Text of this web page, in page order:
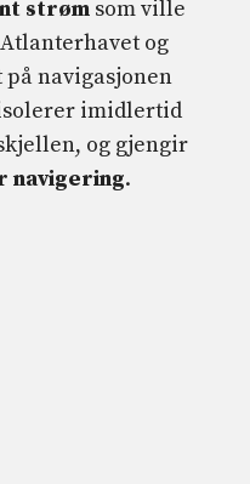
strøm som ville
og
navigasjonen
imidlertid
og gjengir
navigering.